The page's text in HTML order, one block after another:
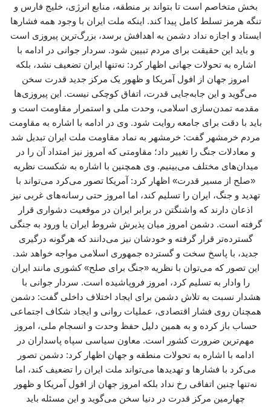
بخش متخاصم است تا بتواند بر منطقه، منابع انرژی، خلیج فارس و
تنگه هرمز تسلط کامل پیدا کند. اینکه ملت ایران با وجود همه فشارها
ایستاد و اجازه نداد دشمن به اهدافش برسد، بزرگ‌ترین پیروزی است
و باید این حقیقت برای مردم تبیین شود. سردار جوانی در ادامه با
اشاره به تحولات جهانی اظهار کرد: نه‌تنها ایران تضعیف نشد، بلکه
امروز جهان از افول آمریکا و ظهور یک مرکز جدید قدرت سخن
می‌گوید و این جابه‌جایی قدرت، اتفاق کوچکی نیست. این پیروزی‌ها
مقدمه تمدن‌سازی اسلامی، وحدت ملی و استمرار مقاومت است و
باید با دقت برای جامعه روایت شود. وی در ادامه با اشاره به مقاومت
مردم خرمشهر گفت: خرمشهر به نماد مقاومت ملت ایران تبدیل شد
و معادلات جنگ را تغییر داد؛ مقاومتی که امروز نیز امتداد آن را در
میدان‌های مختلف می‌بینیم. وی همچنین با اشاره به شکست نظریه
«صلح از مسیر قدرت» اظهار کرد: آمریکا تصور می‌کرد می‌تواند با
تهدید و جنگ، ایران را تسلیم کند، اما امروز حتی رسانه‌های غربی نیز
اذعان دارند که واشنگتن در برابر ایران در موقعیت دشواری قرار
گرفته است. دشمن امروز میان پذیرش شروط ایران یا ورود به جنگی
گسترده‌تر قرار گرفته و خودشان نیز می‌دانند که هرگونه درگیری
جدید، با پاسخ سخت و گسترده جمهوری اسلامی مواجه خواهد شد.
این تصور که می‌توان با نظریه «جنگ برای صلح» کشوری مانند ایران
را وادار به تسلیم کرد، امروز فروپاشیده است. سردار جوانی با
هشدار نسبت به تلاش دشمن برای ایجاد اختلاف داخلی گفت: دشمن
همچنان روی فشار اقتصادی، عملیات روانی و ایجاد شکاف اجتماعی
حساب باز کرده و به همین دلیل حفظ وحدت و انسجام ملی، امروز
مهم‌ترین ضرورت کشور است. معاون سیاسی سپاه پاسداران در
ادامه با اشاره به تحولات منطقه و جهان اظهار کرد: دشمن تصور
می‌کرد با فشارها و تهدیدها می‌تواند ملت ایران را تضعیف کند، اما
نه‌تنها چنین اتفاقی رخ نداد بلکه امروز جهان از افول آمریکا و ظهور
چهارمین مرکز قدرت در دنیا سخن می‌گوید و این مسئله باید